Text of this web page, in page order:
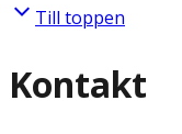
Till toppen
Kontakt